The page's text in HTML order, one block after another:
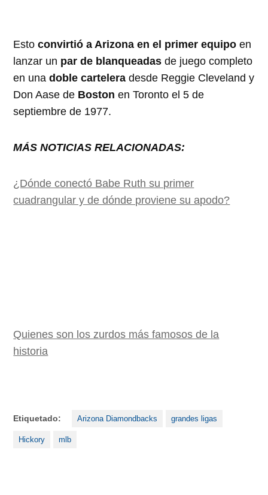
Estoconvirtió a Arizona en el primer equipo en
lanzar un par de blanqueadasde juego completo
en unadoble cartelera desde Reggie Cleveland y
Don Aase de Boston en Toronto el 5 de
septiembre de 1977.
MÁS NOTICIAS RELACIONADAS:
¿Dónde conectó Babe Ruth su primer
cuadrangular y de dónde proviene su apodo?
Quienes son los zurdos más famosos de la
historia
Etiquetado: Arizona Diamondbacks grandes ligas
Hickory mlb